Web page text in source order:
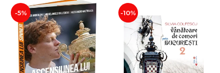
-5% -10%